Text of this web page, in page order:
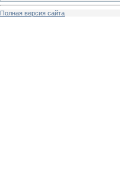
Полная версия сайта